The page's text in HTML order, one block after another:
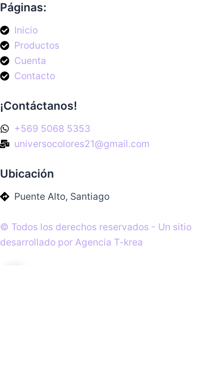
Páginas:
Inicio
Productos
Cuenta
Contacto
¡Contáctanos!
+569 5068 5353
universocolores21@gmail.com
Ubicación
Puente Alto, Santiago
© Todos los derechos reservados - Un sitio
desarrollado por Agencia T-krea